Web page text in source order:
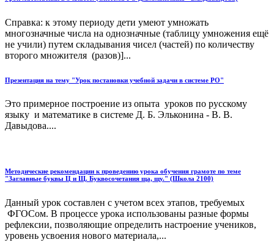
Справка: к этому периоду дети умеют умножать
многозначные числа на однозначные (таблицу умножения ещё
не учили) путем складывания чисел (частей) по количеству
второго множителя (разов)]...
Презентация на тему "Урок постановки учебной задачи в системе РО"
Это примерное построение из опыта уроков по русскому
языку и математике в системе Д. Б. Эльконина - В. В.
Давыдова....
Методические рекомендации к проведению урока обучения грамоте по теме
"Заглавные буквы Ц и Щ. Буквосочетания ща, щу." (Школа 2100)
Данный урок составлен с учетом всех этапов, требуемых
ФГОСом. В процессе урока использованы разные формы
рефлексии, позволяющие определить настроение учеников,
уровень усвоения нового материала,...